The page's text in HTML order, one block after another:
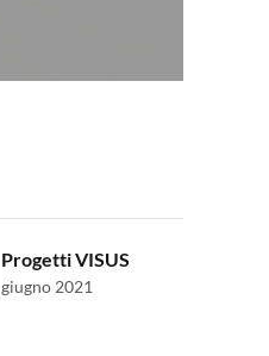
Progetti VISUS
giugno 2021